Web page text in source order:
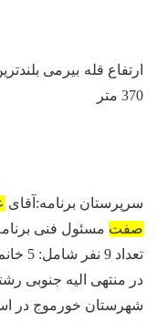
370 متر
تاریخ 16 و 17
سرپرستان برنامه:آقای
صفت مسئول فنی
تعداد 9 نفر شامل: 5 خانم و 4 آقا
در منتهی الیه جنوبی
شهرستان خورموج در